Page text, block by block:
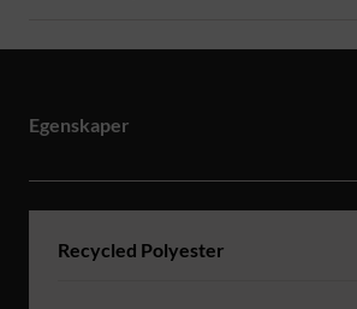
Egenskaper
Recycled Polyester